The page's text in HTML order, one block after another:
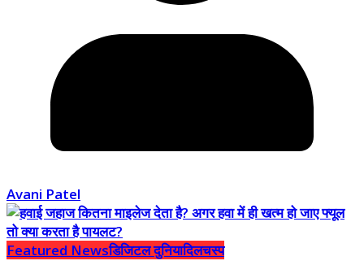
Avani Patel
Featured Newsडिजिटल दुनियादिलचस्प